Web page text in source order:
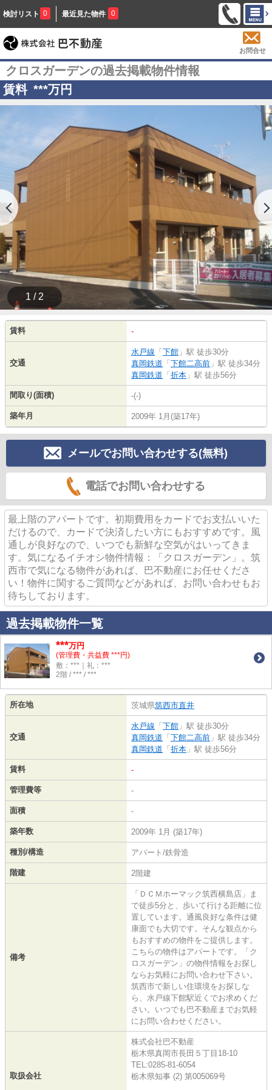
検討リスト 0 最近見た物件 0
お問合せ
クロスガーデンの過去掲載物件情報
賃料 ***万円
1 / 2
賃料 -
交通
水戸線 「 下館 」駅 徒歩30分
真岡鉄道 「 下館二高前 」駅 徒歩34分
真岡鉄道 「 折本 」駅 徒歩56分
間取り(面積) -(-)
築年月 2009年 1月(築17年)
メールでお問い合わせする(無料)
電話でお問い合わせする
最上階のアパートです。初期費用をカードでお支払いいた
だけるので、カードで決済したい方にもおすすめです。風
通しが良好なので、いつでも新鮮な空気がはいってきま
す。気になるイチオシ物件情報：「クロスガーデン」。筑
西市で気になる物件があれば、巴不動産にお任せくださ
い！物件に関するご質問などがあれば、お問い合わせもお
待ちしております。
過去掲載物件一覧
***万円
(管理費・共益費 ***円)
敷：***｜礼：***
2階 / *** / ***
所在地 茨城県筑西市直井
交通
水戸線 「 下館 」駅 徒歩30分
真岡鉄道 「 下館二高前 」駅 徒歩34分
真岡鉄道 「 折本 」駅 徒歩56分
賃料 -
管理費等 -
面積 -
築年数 2009年 1月 (築17年)
種別/構造 アパート/鉄骨造
階建 2階建
備考
「ＤＣＭホーマック筑西横島店」ま
で徒歩5分と、歩いて行ける距離に位
置しています。通風良好な条件は健
康面でも大切です。そんな観点から
もおすすめの物件をご提供します。
こちらの物件はアパートです。「ク
ロスガーデン」の物件情報をお探し
ならお気軽にお問い合わせ下さい。
筑西市で新しい住環境をお探しな
ら、水戸線下館駅近くでお求めくだ
さい。いつでも巴不動産までお気軽
にお問い合わせください。
取扱会社
株式会社巴不動産
栃木県真岡市長田５丁目18-10
TEL:0285-81-6054
栃木県知事 (2) 第005069号